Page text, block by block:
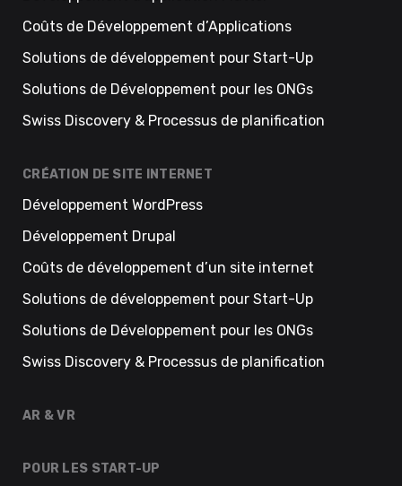
Coûts de Développement d’Applications
Solutions de développement pour Start-Up
Solutions de Développement pour les ONGs
Swiss Discovery & Processus de planification
CRÉATION DE SITE INTERNET
Développement WordPress
Développement Drupal
Coûts de développement d’un site internet
Solutions de développement pour Start-Up
Solutions de Développement pour les ONGs
Swiss Discovery & Processus de planification
AR & VR
POUR LES START-UP